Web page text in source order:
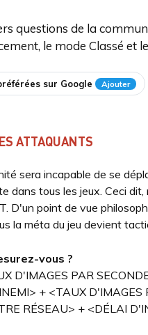
questions de la
le mode Classé et
sur Google Ajouter
ATTAQUANTS
sera incapable de se
dans tous les jeux. Ceci
D'un point de vue
la méta du jeu devient
vous ?
D'IMAGES PAR
+ <TAUX
RÉSEAU> + <DÉLAI